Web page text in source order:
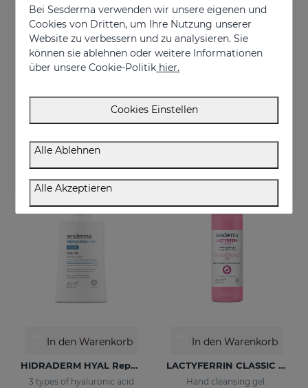
SESKAVEL Plus Kapseln
€ 34,95 € 57,95
In den Warenkorb
HIDRADERM HYAL Repair Body Milk
3 types of hyaluronic acid
In den Warenkorb
LACTYFERRIN CLASSIC Hand Hygiene Gel 500ml
Hand cleansing gel.
Bei Sesderma verwenden wir unsere eigenen und
Cookies von Dritten, um Ihre Nutzung unserer
Website zu verbessern und zu analysieren. Sie
können sie ablehnen oder weitere Informationen
über unsere Cookie-Politik hier.
Cookies Einstellen
Alle Ablehnen
Alle Akzeptieren